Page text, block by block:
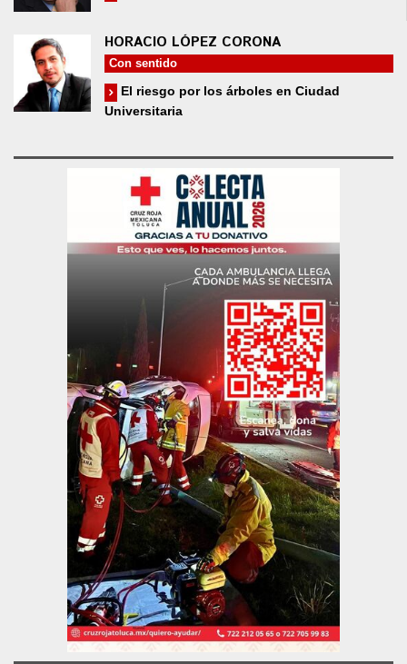
HORACIO LÓPEZ CORONA
Con sentido
El riesgo por los árboles en Ciudad
Universitaria